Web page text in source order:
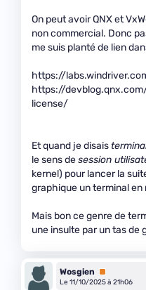
On peut avoir QNX et
non commercial. Donc
me suis planté de lien
https://
https://
license/
Et quand je disais
le sens desession
kernel) pour lancer la
graphique un terminal en
Mais bon ce genre de
une insulte par un tas de
Wosgien
Premium
Le 11/10/2025 à 21h06